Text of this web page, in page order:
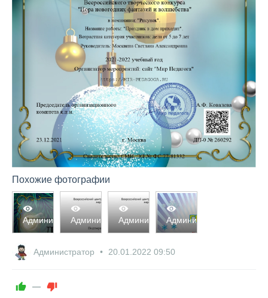
Похожие фотографии
2230
0
Администратор
2366
Администратор
2225
Администратор
2288
Администратор
Администратор 20.01.2022 09:50
—